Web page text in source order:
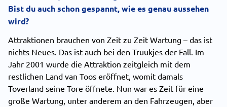
Bist du auch schon gespannt, wie es genau aussehen
wird?
Attraktionen brauchen von Zeit zu Zeit Wartung – das ist
nichts Neues. Das ist auch bei den Truukjes der Fall. Im
Jahr 2001 wurde die Attraktion zeitgleich mit dem
restlichen Land van Toos eröffnet, womit damals
Toverland seine Tore öffnete. Nun war es Zeit für eine
große Wartung, unter anderem an den Fahrzeugen, aber